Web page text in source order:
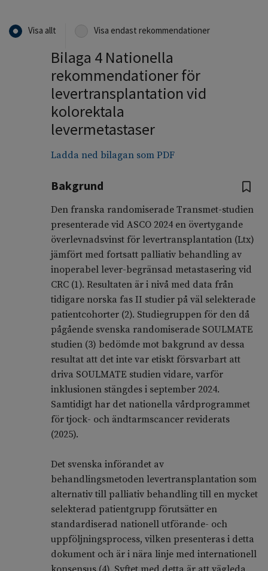
Visa allt Visa endast rekommendationer
Bilaga 4 Nationella
rekommendationer för
levertransplantation vid
kolorektala
levermetastaser
Ladda ned bilagan som PDF
Bakgrund
Den franska randomiserade Transmet-studien
presenterade vid ASCO 2024 en övertygande
överlevnadsvinst för levertransplantation (Ltx)
jämfört med fortsatt palliativ behandling av
inoperabel lever-begränsad metastasering vid
CRC (1). Resultaten är i nivå med data från
tidigare norska fas II studier på väl selekterade
patientcohorter (2). Studiegruppen för den då
pågående svenska randomiserade SOULMATE
studien (3) bedömde mot bakgrund av dessa
resultat att det inte var etiskt försvarbart att
driva SOULMATE studien vidare, varför
inklusionen stängdes i september 2024.
Samtidigt har det nationella vårdprogrammet
för tjock- och ändtarmscancer reviderats
(2025).
Det svenska införandet av
behandlingsmetoden levertransplantation som
alternativ till palliativ behandling till en mycket
selekterad patientgrupp förutsätter en
standardiserad nationell utförande- och
uppföljningsprocess, vilken presenteras i detta
dokument och är i nära linje med internationell